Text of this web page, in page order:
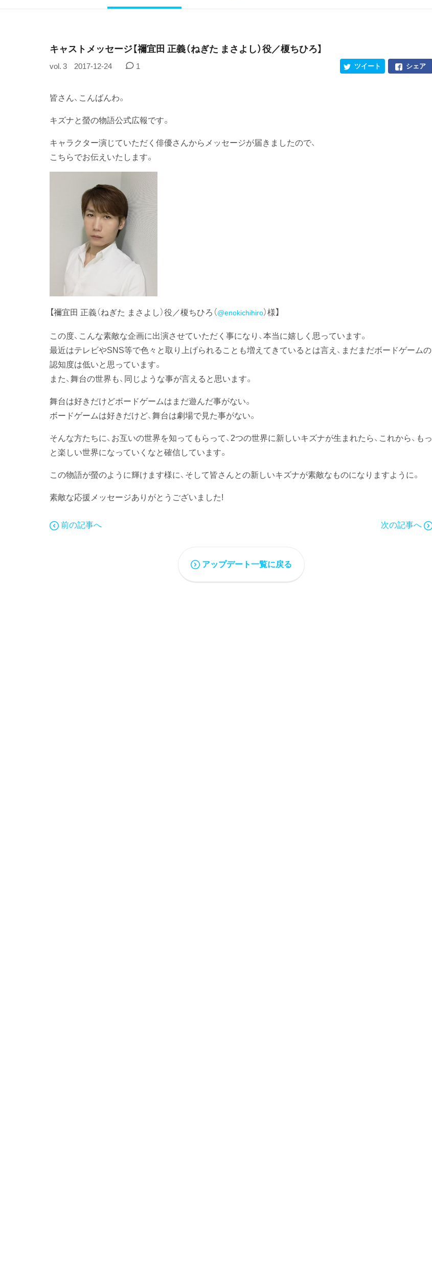
キャストメッセージ【禰宜田 正義（ねぎた まさよし）役／榎ちひろ】
vol. 3 2017-12-24 1 シェア
ツイート
皆さん、こんばんわ。
キズナと螢の物語公式広報です。
キャラクター演じていただく俳優さんからメッセージが届きましたので、
こちらでお伝えいたします。
【禰宜田 正義（ねぎた まさよし）役／榎ちひろ（@enokichihiro）様】
この度、こんな素敵な企画に出演させていただく事になり、本当に嬉しく思っています。
最近はテレビやSNS等で色々と取り上げられることも増えてきているとは言え、まだまだボードゲームの
認知度は低いと思っています。
また、舞台の世界も、同じような事が言えると思います。
舞台は好きだけどボードゲームはまだ遊んだ事がない。
ボードゲームは好きだけど、舞台は劇場で見た事がない。
そんな方たちに、お互いの世界を知ってもらって、2つの世界に新しいキズナが生まれたら、これから、もっ
と楽しい世界になっていくなと確信しています。
この物語が螢のように輝けます様に、そして皆さんとの新しいキズナが素敵なものになりますように。
素敵な応援メッセージありがとうございました!
前の記事へ 次の記事へ
アップデート一覧に戻る